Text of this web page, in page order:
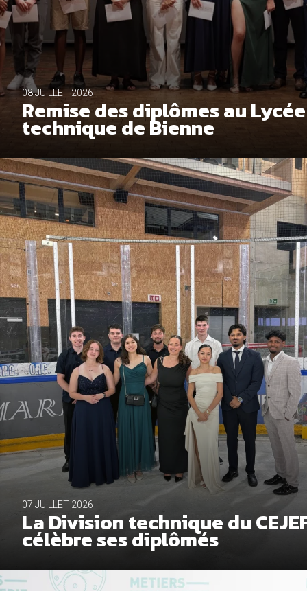
08 JUILLET 2026
Remise des diplômes au Lycée
technique de Bienne
07 JUILLET 2026
La Division technique du
célèbre ses diplômés